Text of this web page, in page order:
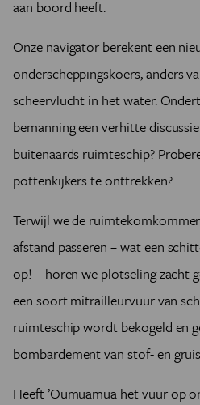
aan boord heeft.
Onze navigator berekent een
onderscheppingskoers, anders
scheervlucht in het water.
bemanning een verhitte
buitenaards ruimteschip?
pottenkijkers te onttrekken?
Terwijl we de
afstand passeren – wat een
op! – horen we plotseling zacht
een soort mitrailleurvuur van
ruimteschip wordt bekogeld en
bombardement van stof- en
Heeft ’Oumuamua het vuur op